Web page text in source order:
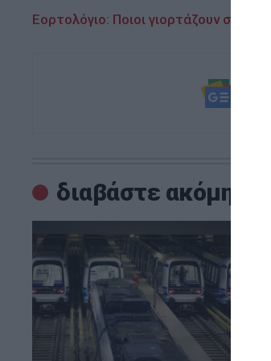
Εορτολόγιο: Ποιοι γιορτάζουν σήμερα
διαβάστε ακόμη